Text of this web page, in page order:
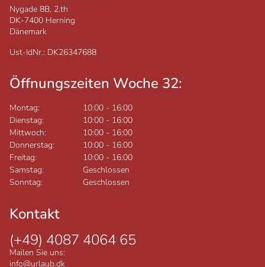
Nygade 8B, 2.th
DK-7400 Herning
Dänemark
Ust-IdNr.: DK26347688
Öffnungszeiten Woche 32:
Montag: 10:00 - 16:00
Dienstag:
10:00 - 16:00
Mittwoch:
10:00 - 16:00
Donnerstag:
10:00 - 16:00
Freitag:
10:00 - 16:00
Samstag:
Geschlossen
Sonntag:
Geschlossen
Kontakt
(+49) 4087 4064 65
Mailen Sie uns:
info@urlaub.dk